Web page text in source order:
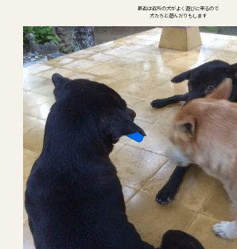
最近は近所の犬がよく遊びに来るので
犬たちと遊んだりもします